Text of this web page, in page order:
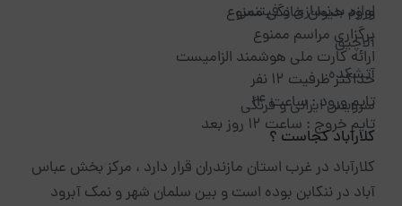
لوازم بدنسازی و فیتنس
آلاچیق
آتشکده
سرویس ایرانی و فرنگی
ورود حیوان خانگی ممنوع
برگزاری مراسم ممنوع
ارائه کارت ملی هوشمند الزامیست
حداکثر ظرفیت 12 نفر
تایم ورود : ساعت 14
تایم خروج : ساعت 12 روز بعد
کلارآباد کجاست ؟
کلارآباد در غرب استان مازندران قرار دارد ، مرکز بخش عباس
آباد در ننکابن بوده است و بین سلمان شهر و نمک آبرود